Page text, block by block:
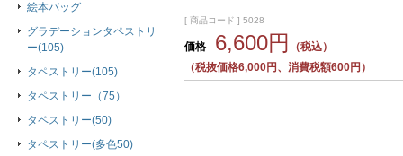
[ 商品コード ] 5028
価格 6,600円
（税込）
（税抜価格6,000円、消費税額600円）
絵本バッグ
グラデーションタペストリ
ー(105)
タペストリー(105)
タペストリー（75）
タペストリー(50)
タペストリー(多色50)